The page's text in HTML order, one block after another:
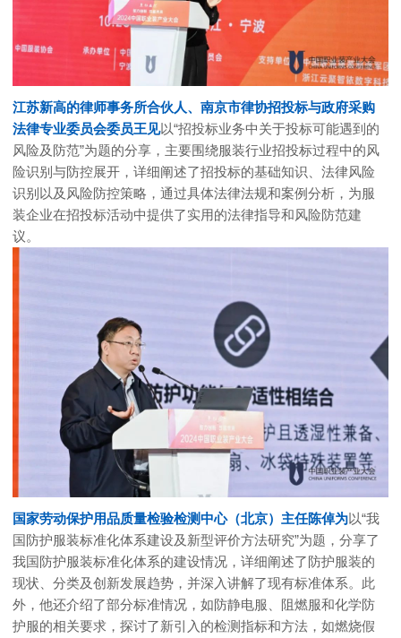
江苏新高的律师事务所合伙人、南京市律协招投标与政府采购
法律专业委员会委员王见以“招投标业务中关于投标可能遇到的
风险及防范”为题的分享，主要围绕服装行业招投标过程中的风
险识别与防控展开，详细阐述了招投标的基础知识、法律风险
识别以及风险防控策略，通过具体法律法规和案例分析，为服
装企业在招投标活动中提供了实用的法律指导和风险防范建
议。
国家劳动保护用品质量检验检测中心（北京）主任陈倬为以“我
国防护服装标准化体系建设及新型评价方法研究”为题，分享了
我国防护服装标准化体系的建设情况，详细阐述了防护服装的
现状、分类及创新发展趋势，并深入讲解了现有标准体系。此
外，他还介绍了部分标准情况，如防静电服、阻燃服和化学防
护服的相关要求，探讨了新引入的检测指标和方法，如燃烧假